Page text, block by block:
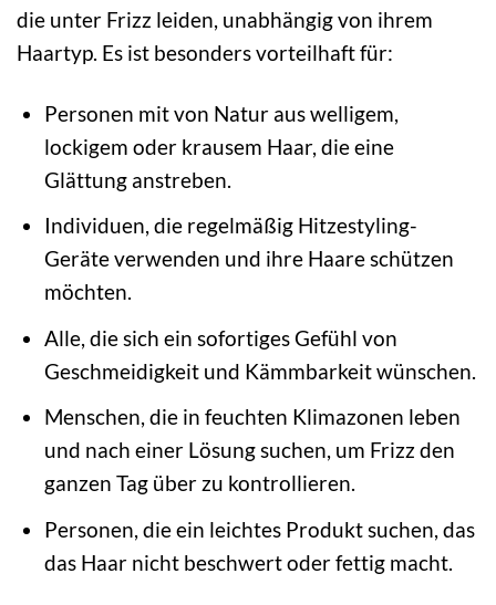
die unter Frizz leiden, unabhängig von ihrem
Haartyp. Es ist besonders vorteilhaft für:
Personen mit von Natur aus welligem,
lockigem oder krausem Haar, die eine
Glättung anstreben.
Individuen, die regelmäßig Hitzestyling-
Geräte verwenden und ihre Haare schützen
möchten.
Alle, die sich ein sofortiges Gefühl von
Geschmeidigkeit und Kämmbarkeit wünschen.
Menschen, die in feuchten Klimazonen leben
und nach einer Lösung suchen, um Frizz den
ganzen Tag über zu kontrollieren.
Personen, die ein leichtes Produkt suchen, das
das Haar nicht beschwert oder fettig macht.